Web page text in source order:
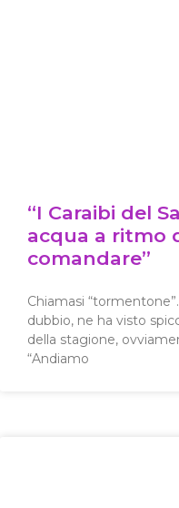
“I Caraibi del
acqua a ritmo
comandare”
Chiamasi
dubbio, ne ha visto
della stagione,
“Andiamo